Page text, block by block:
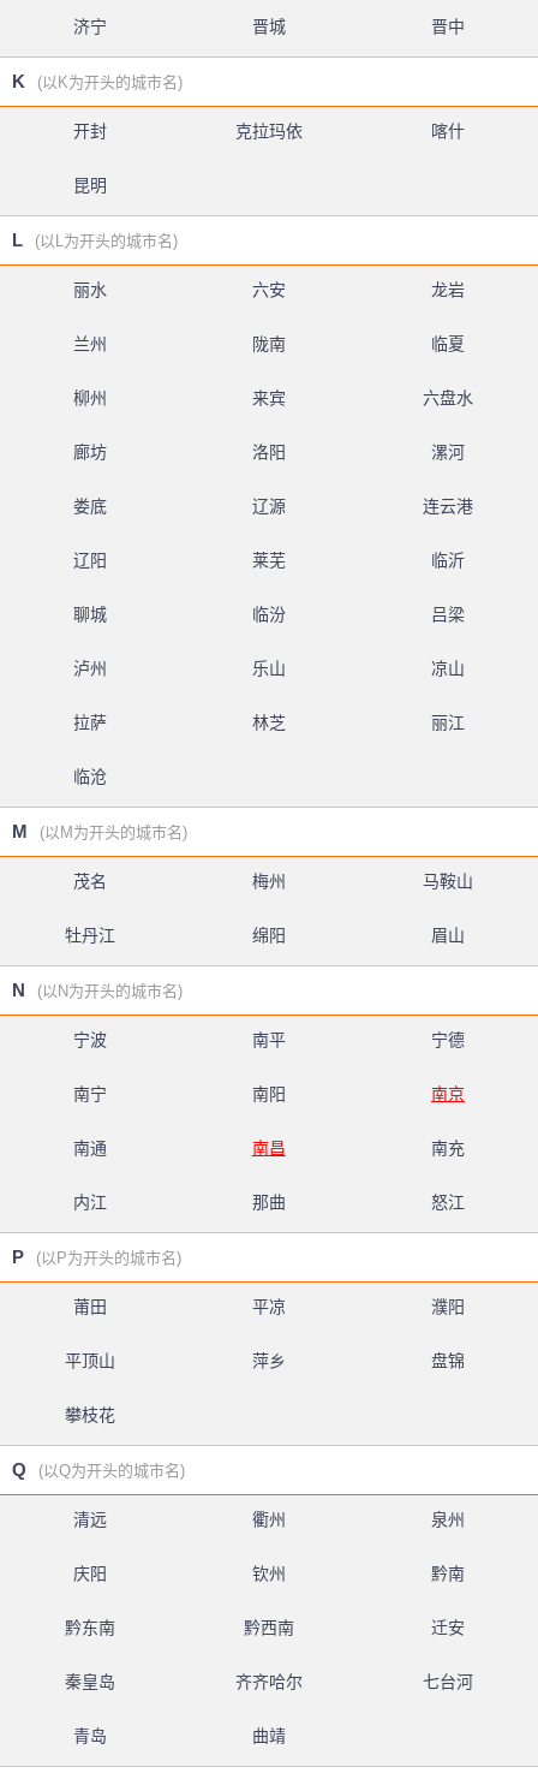
济宁 晋城 晋中
K (以K为开头的城市名)
开封 克拉玛依 喀什
昆明
L (以L为开头的城市名)
丽水 六安 龙岩
兰州 陇南 临夏
柳州 来宾 六盘水
廊坊 洛阳 漯河
娄底 辽源 连云港
辽阳 莱芜 临沂
聊城 临汾 吕梁
泸州 乐山 凉山
拉萨 林芝 丽江
临沧
M (以M为开头的城市名)
茂名 梅州 马鞍山
牡丹江 绵阳 眉山
N (以N为开头的城市名)
宁波 南平 宁德
南宁 南阳 南京
南通 南昌 南充
内江 那曲 怒江
P (以P为开头的城市名)
莆田 平凉 濮阳
平顶山 萍乡 盘锦
攀枝花
Q (以Q为开头的城市名)
清远 衢州 泉州
庆阳 钦州 黔南
黔东南 黔西南 迁安
秦皇岛 齐齐哈尔 七台河
青岛 曲靖